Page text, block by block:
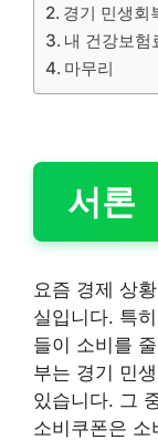
경기 민생회
내 건강보험
마무리
서론
요즘 경제 상
실입니다. 특
들이 소비를
부는 경기 민
있습니다. 그
소비쿠폰은